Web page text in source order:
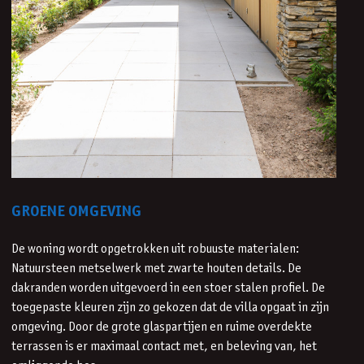
GROENE OMGEVING
De woning wordt opgetrokken uit robuuste materialen:
Natuursteen metselwerk met zwarte houten details. De
dakranden worden uitgevoerd in een stoer stalen profiel. De
toegepaste kleuren zijn zo gekozen dat de villa opgaat in zijn
omgeving. Door de grote glaspartijen en ruime overdekte
terrassen is er maximaal contact met, en beleving van, het